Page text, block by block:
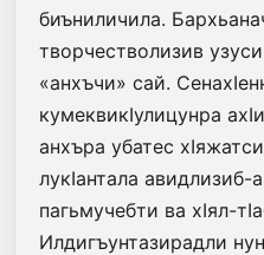
биъниличила.
творчестволизив
«анхъчи» сай.
кумеквикIулицунра
анхъра убатес
лукIантала авидлизиб-
пагьмучебти ва хIял-
Илдигъунтазирадли